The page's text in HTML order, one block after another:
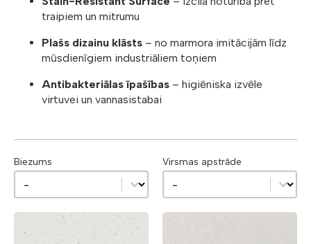
traipiem un mitrumu
Plašs dizainu klāsts – no marmora imitācijām līdz
mūsdienīgiem industriāliem toņiem
Antibakteriālas īpašības – higiēniska izvēle
virtuvei un vannasistabai
Biezums
Virsmas apstrāde